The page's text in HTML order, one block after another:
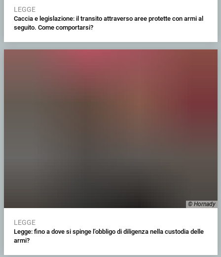
LEGGE
Caccia e legislazione: il transito attraverso aree protette con armi al
seguito. Come comportarsi?
© Hornady
LEGGE
Legge: fino a dove si spinge l’obbligo di diligenza nella custodia delle
armi?